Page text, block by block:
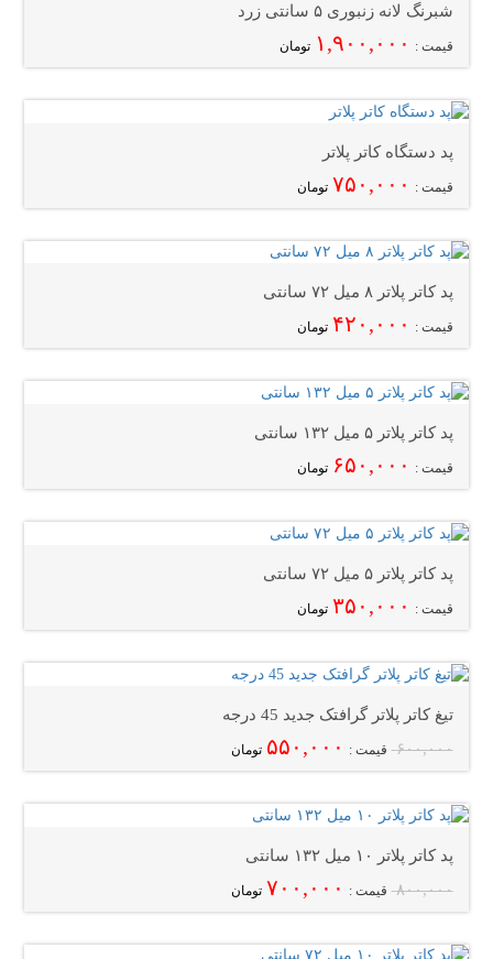
شبرنگ لانه زنبوری ۵ سانتی زرد
قیمت : ۱,۹۰۰,۰۰۰ تومان
پد دستگاه کاتر پلاتر
قیمت : ۷۵۰,۰۰۰ تومان
پد کاتر پلاتر ۸ میل ۷۲ سانتی
قیمت : ۴۲۰,۰۰۰ تومان
پد کاتر پلاتر ۵ میل ۱۳۲ سانتی
قیمت : ۶۵۰,۰۰۰ تومان
پد کاتر پلاتر ۵ میل ۷۲ سانتی
قیمت : ۳۵۰,۰۰۰ تومان
تیغ کاتر پلاتر گرافتک جدید 45 درجه
۶۰۰,۰۰۰
قیمت : ۵۵۰,۰۰۰ تومان
پد کاتر پلاتر ۱۰ میل ۱۳۲ سانتی
۸۰۰,۰۰۰
قیمت : ۷۰۰,۰۰۰ تومان